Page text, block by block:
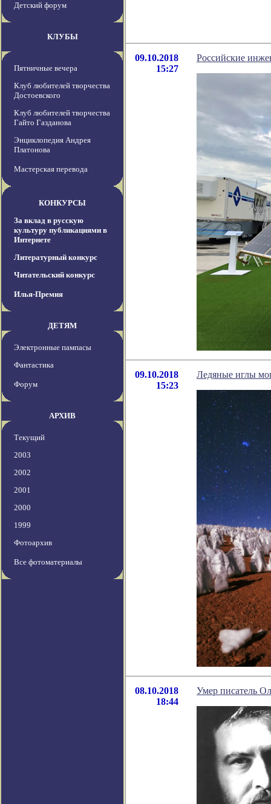
Детский форум
КЛУБЫ
Пятничные вечера
Клуб любителей творчества
Достоевского
Клуб любителей творчества
Гайто Газданова
Энциклопедия Андрея
Платонова
Мастерская перевода
КОНКУРСЫ
За вклад в русскую
культуру публикациями в
Интернете
Литературный конкурс
Читательский конкурс
Илья-Премия
ДЕТЯМ
Электронные пампасы
Фантастика
Форум
АРХИВ
Текущий
2003
2002
2001
2000
1999
Фотоархив
Все фотоматериалы
09.10.2018
15:27
Российские
09.10.2018
15:23
Ледяные иглы
08.10.2018
18:44
Умер писатель